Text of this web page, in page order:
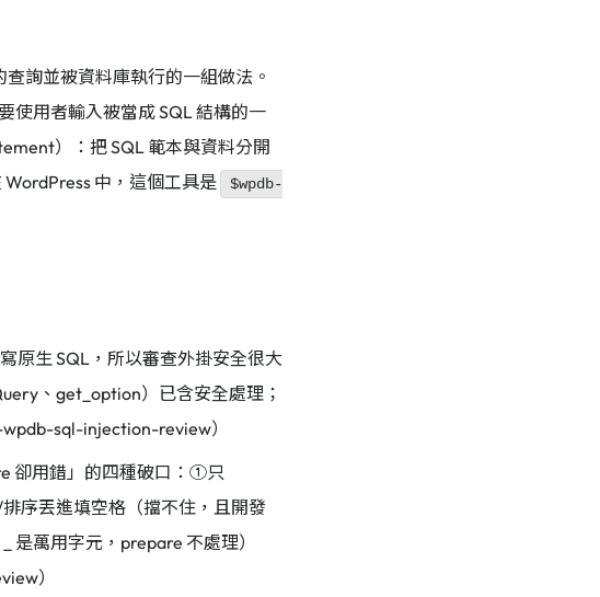
詢並被資料庫執行的一組做法。
用者輸入被當成 SQL 結構的一
）：把 SQL 範本與資料分開
中，這個工具是
$wpdb-
原生 SQL，所以審查外掛安全很大
、get_option）已含安全處理；
sql-injection-review）
卻用錯」的四種破口：①只
序丟進填空格（擋不住，且開發
是萬用字元，prepare 不處理）
）